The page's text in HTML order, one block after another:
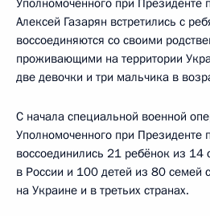
Алексей Газарян встретились с
воссоединяются со своими
проживающими на территории
две девочки и три мальчика в
С начала специальной военной
Уполномоченного при Президенте
воссоединились 21 ребёнок из 14
в России и 100 детей из 80 семей
на Украине и в третьих странах.